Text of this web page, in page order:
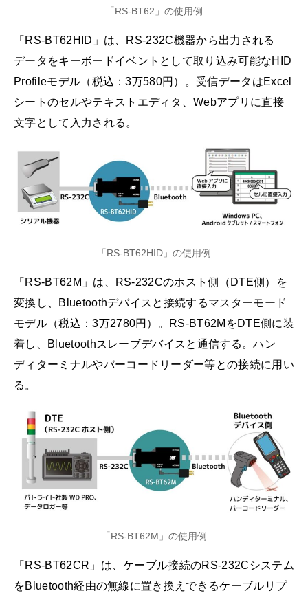
「RS-BT62」の使用例
「RS-BT62HID」は、RS-232C機器から出力される
データをキーボードイベントとして取り込み可能なHID
Profileモデル（税込：3万580円）。受信データはExcel
シートのセルやテキストエディタ、Webアプリに直接
文字として入力される。
「RS-BT62HID」の使用例
「RS-BT62M」は、RS-232Cのホスト側（DTE側）を
変換し、Bluetoothデバイスと接続するマスターモード
モデル（税込：3万2780円）。RS-BT62MをDTE側に装
着し、Bluetoothスレーブデバイスと通信する。ハン
ディターミナルやバーコードリーダー等との接続に用い
る。
「RS-BT62M」の使用例
「RS-BT62CR」は、ケーブル接続のRS-232Cシステム
をBluetooth経由の無線に置き換えできるケーブルリプ